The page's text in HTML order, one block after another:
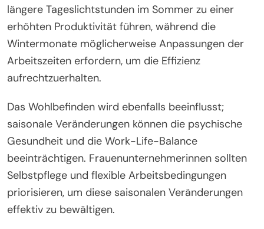
längere Tageslichtstunden im Sommer zu einer
erhöhten Produktivität führen, während die
Wintermonate möglicherweise Anpassungen der
Arbeitszeiten erfordern, um die Effizienz
aufrechtzuerhalten.
Das Wohlbefinden wird ebenfalls beeinflusst;
saisonale Veränderungen können die psychische
Gesundheit und die Work-Life-Balance
beeinträchtigen. Frauenunternehmerinnen sollten
Selbstpflege und flexible Arbeitsbedingungen
priorisieren, um diese saisonalen Veränderungen
effektiv zu bewältigen.